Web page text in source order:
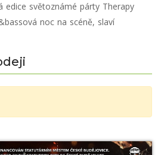
edice světoznámé párty Therapy
noc na scéně, slaví